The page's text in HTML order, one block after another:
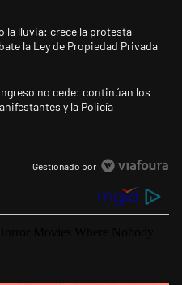
más comentarios en los últimos
"Congreso vallado y bajo la
la lluvia: crece la protesta
la Ley de Propiedad Privada
"La tensión frente al Congreso
no cede: continúan los
y la Policía
Gestionado por